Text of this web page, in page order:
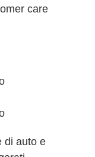
care
di auto e